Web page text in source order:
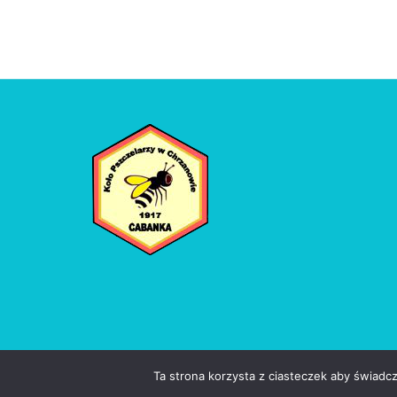
Ta strona korzysta z ciasteczek aby